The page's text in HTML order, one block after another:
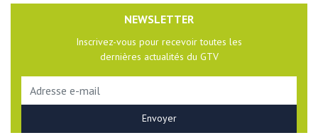
NEWSLETTER
Inscrivez-vous pour recevoir toutes les
dernières actualités du GTV
laisser